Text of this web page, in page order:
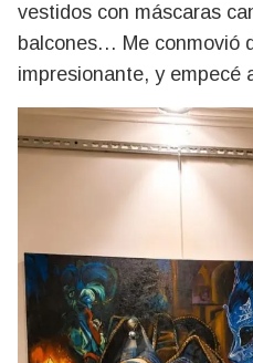
vestidos con máscaras
balcones… Me conmovió
impresionante, y empecé